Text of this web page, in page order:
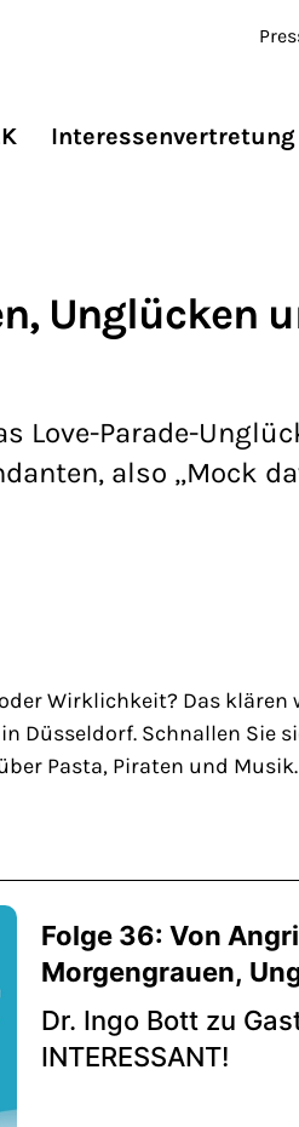
Interessenvertretung
Unglücken
Love-Parade-
also „Mock
Wirklichkeit? Das
Düsseldorf. Schnallen Sie
Pasta, Piraten und Musik.